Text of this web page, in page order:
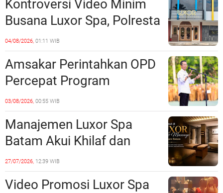
Batam
Kontroversi Video Minim
Busana Luxor Spa, Polresta
Barelang Usut Tuntas
Unsur Pelanggaran Hukum
04/08/2026, 01:11 WIB
Amsakar Perintahkan OPD
Percepat Program
Prioritas, Targetkan
Realisasi Pembangunan
Lampaui 50 Persen
03/08/2026, 00:55 WIB
Manajemen Luxor Spa
Batam Akui Khilaf dan
Minta Maaf, Konten
Langsung Di-Takedown
27/07/2026, 12:39 WIB
Video Promosi Luxor Spa